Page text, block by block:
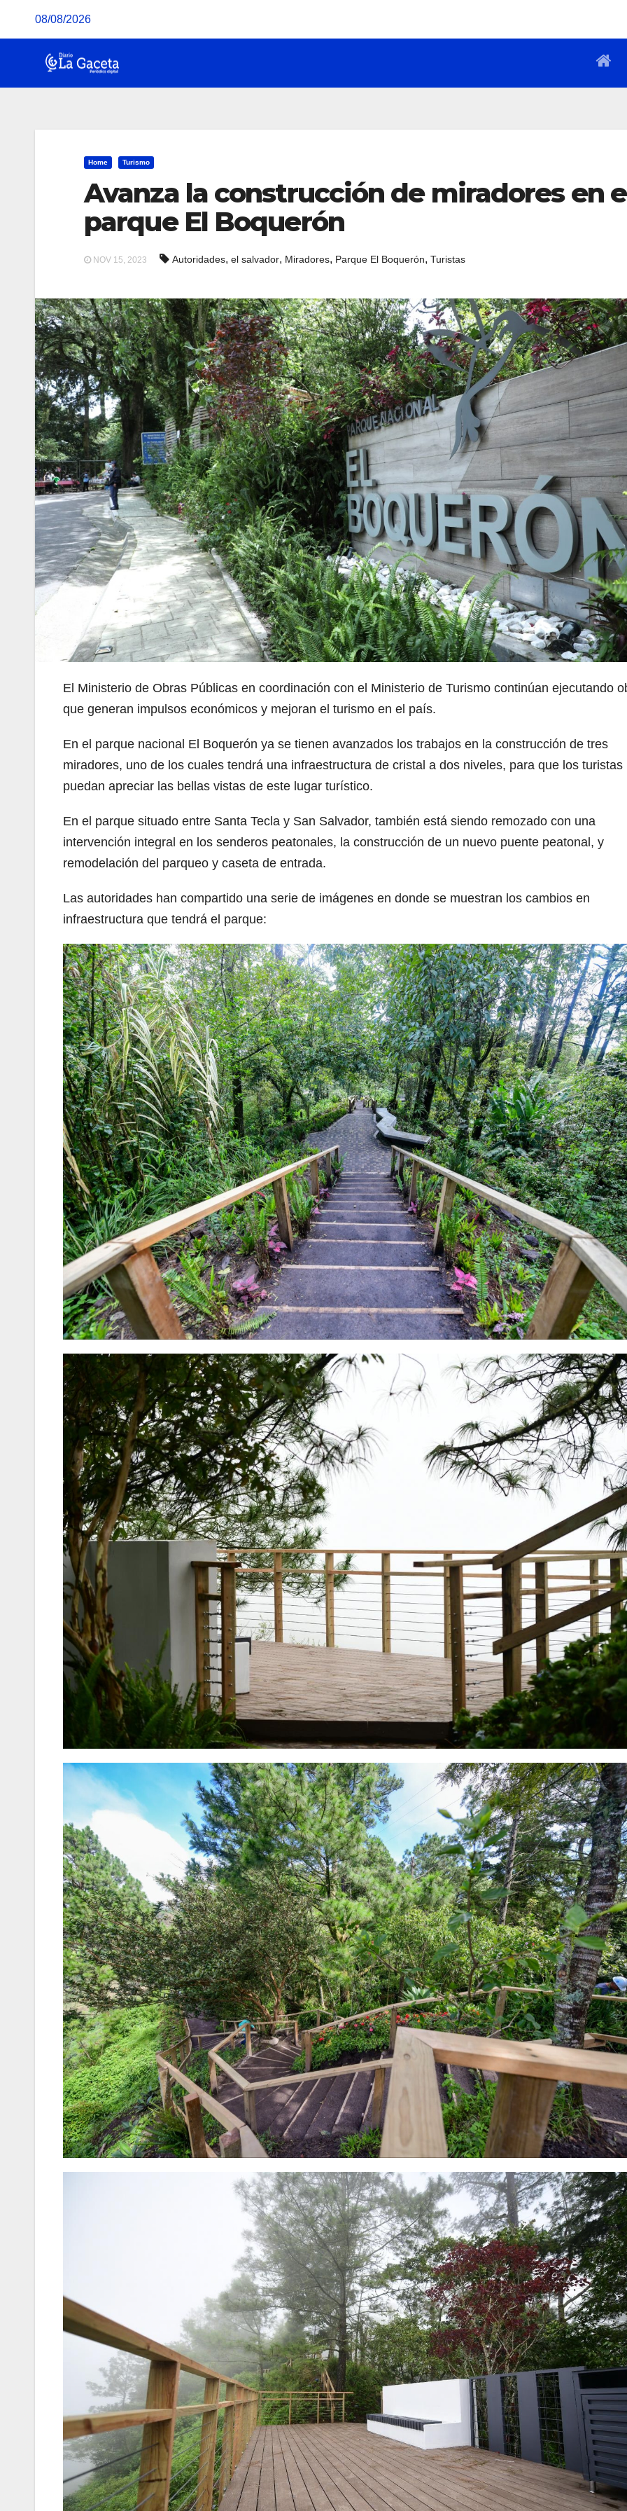
08/08/2026
Home Turismo
Avanza la construcción de miradores en
parque El Boquerón
NOV 15, 2023 Autoridades, el salvador, Miradores, Parque El Boquerón, Turistas
El Ministerio de Obras Públicas en coordinación con el Ministerio de Turismo continúan ejecutando
que generan impulsos económicos y mejoran el turismo en el país.
En el parque nacional El Boquerón ya se tienen avanzados los trabajos en la construcción de tres
miradores, uno de los cuales tendrá una infraestructura de cristal a dos niveles, para que los turistas
puedan apreciar las bellas vistas de este lugar turístico.
En el parque situado entre Santa Tecla y San Salvador, también está siendo remozado con una
intervención integral en los senderos peatonales, la construcción de un nuevo puente peatonal, y
remodelación del parqueo y caseta de entrada.
Las autoridades han compartido una serie de imágenes en donde se muestran los cambios en
infraestructura que tendrá el parque: